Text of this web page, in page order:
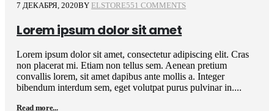
7 ДЕКАБРЯ, 2020BY ELSTORE551 COMMENTS
Lorem ipsum dolor sit amet
Lorem ipsum dolor sit amet, consectetur adipiscing elit. Cras
non placerat mi. Etiam non tellus sem. Aenean pretium
convallis lorem, sit amet dapibus ante mollis a. Integer
bibendum interdum sem, eget volutpat purus pulvinar in....
Read more...